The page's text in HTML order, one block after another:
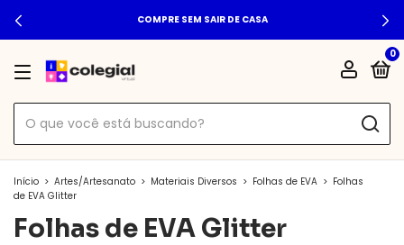
COMPRE SEM SAIR DE CASA
0
Início > Artes/Artesanato > Materiais Diversos > Folhas de EVA > Folhas
de EVA Glitter
Folhas de EVA Glitter